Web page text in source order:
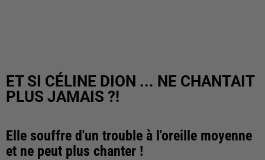
ET SI CÉLINE DION ... NE CHANTAIT
PLUS JAMAIS ?!
Elle souffre d'un trouble à l'oreille moyenne
et ne peut plus chanter !